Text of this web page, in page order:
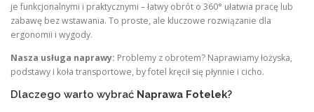
je funkcjonalnymi i praktycznymi – łatwy obrót o 360° ułatwia pracę lub
zabawę bez wstawania. To proste, ale kluczowe rozwiązanie dla
ergonomii i wygody.
Nasza usługa naprawy: Problemy z obrotem? Naprawiamy łożyska,
podstawy i koła transportowe, by fotel kręcił się płynnie i cicho.
Dlaczego warto wybrać Naprawa Fotelek?